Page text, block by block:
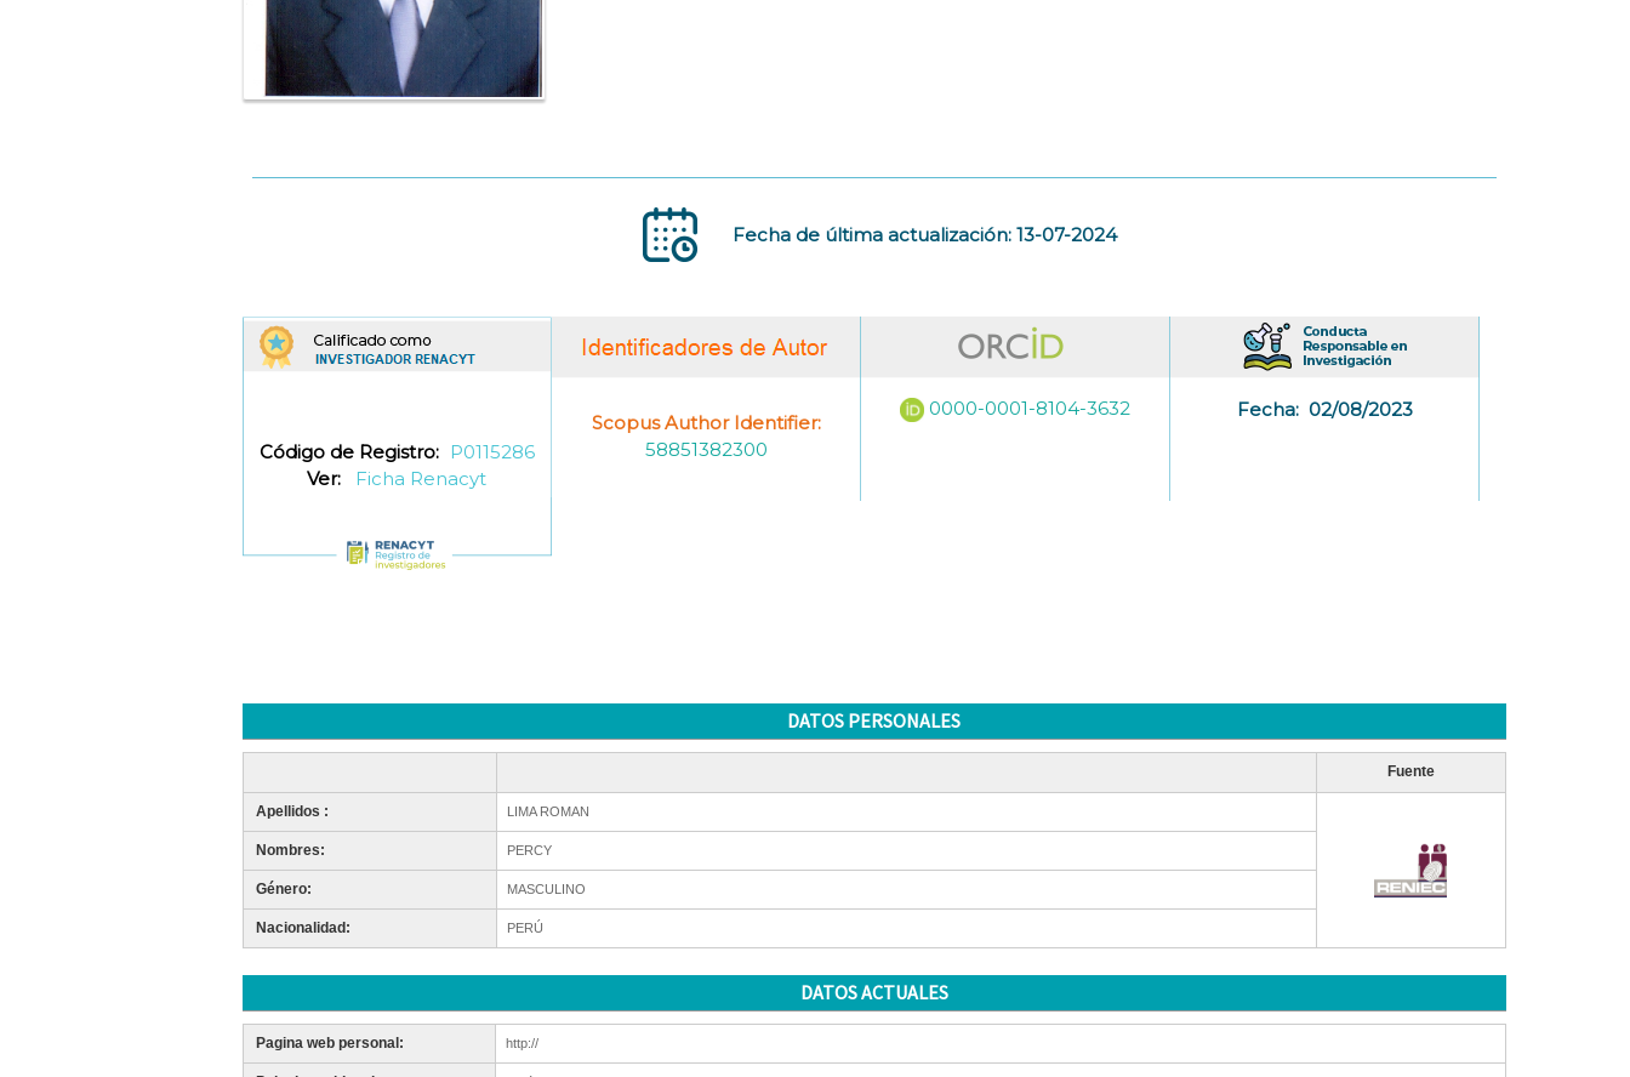
Fecha de última actualización: 13-07-2024
Código de Registro: P0115286
Ver:
Ficha Renacyt
Scopus Author Identifier:
58851382300
0000-0001-8104-3632 Fecha: 02/08/2023
DATOS PERSONALES
Fuente
Apellidos : LIMA ROMAN
Nombres: PERCY
Género: MASCULINO
Nacionalidad: PERÚ
DATOS ACTUALES
Pagina web personal: http://